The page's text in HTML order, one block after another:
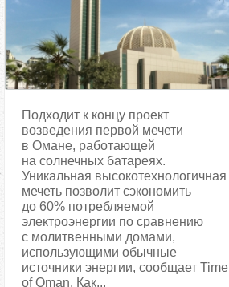
Подходит к концу проект
возведения первой мечети
в Омане, работающей
на солнечных батареях.
Уникальная высокотехнологичная
мечеть позволит сэкономить
до 60% потребляемой
электроэнергии по сравнению
с молитвенными домами,
использующими обычные
источники энергии, сообщает Time
of Oman. Как...